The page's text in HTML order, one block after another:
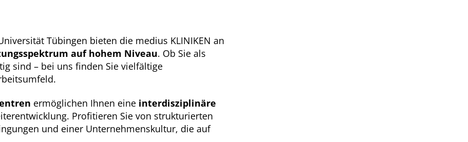
Tübingen bieten die medius KLINIKEN an
auf hohem Niveau. Ob Sie als
sind – bei uns finden Sie vielfältige
ermöglichen Ihnen eine interdisziplinäre
Profitieren Sie von strukturierten
und einer Unternehmenskultur, die auf